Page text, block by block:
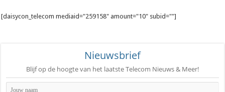
[daisycon_telecom mediaid="259158" amount="10" subid=""]
Nieuwsbrief
Blijf op de hoogte van het laatste Telecom Nieuws & Meer!